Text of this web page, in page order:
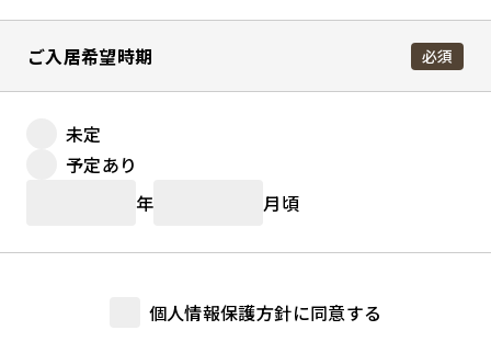
ご入居希望時期 必須
未定
予定あり
年
月頃
個人情報保護方針に同意する